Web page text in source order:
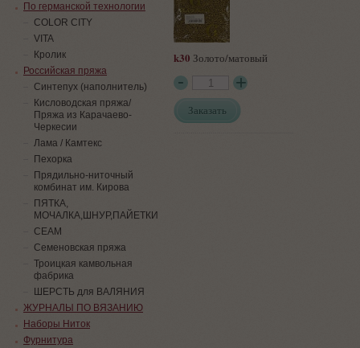
k30 Золото/матовый
Заказать
По германской технологии
COLOR CITY
VITA
Кролик
Российская пряжа
Синтепух (наполнитель)
Кисловодская пряжа/
Пряжа из Карачаево-
Черкесии
Лама / Камтекс
Пехорка
Прядильно-ниточный
комбинат им. Кирова
ПЯТКА,
МОЧАЛКА,ШНУР,ПАЙЕТКИ
СЕАМ
Семеновская пряжа
Троицкая камвольная
фабрика
ШЕРСТЬ для ВАЛЯНИЯ
ЖУРНАЛЫ ПО ВЯЗАНИЮ
Наборы Ниток
Фурнитура